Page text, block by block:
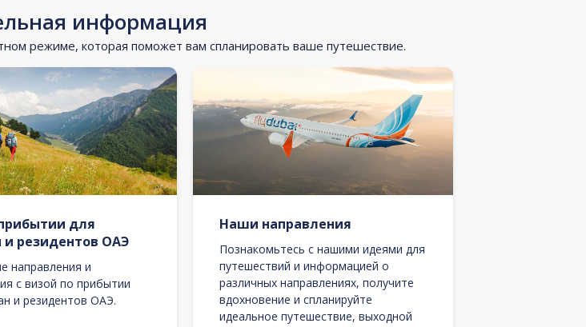
информация
режиме, которая поможет вам спланировать ваше путешествие.
для
и резидентов ОАЭ
направления и
с визой по прибытии
и резидентов ОАЭ.
Наши направления
Познакомьтесь с нашими идеями для
путешествий и информацией о
различных направлениях, получите
вдохновение и спланируйте
идеальное путешествие, выходной